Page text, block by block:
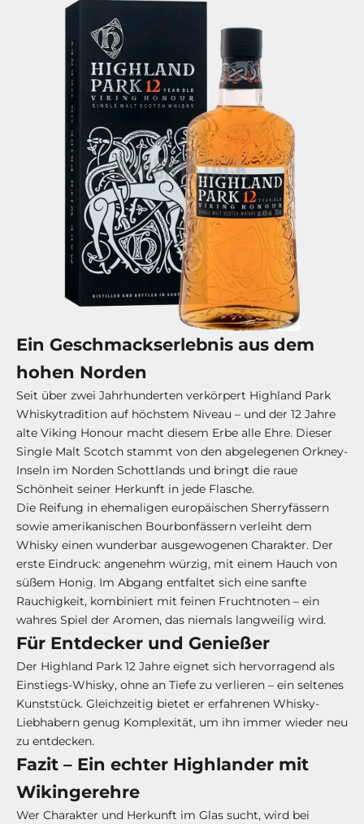
Ein Geschmackserlebnis aus dem
hohen Norden
Seit über zwei Jahrhunderten verkörpert Highland Park
Whiskytradition auf höchstem Niveau – und der 12 Jahre
alte Viking Honour macht diesem Erbe alle Ehre. Dieser
Single Malt Scotch stammt von den abgelegenen Orkney-
Inseln im Norden Schottlands und bringt die raue
Schönheit seiner Herkunft in jede Flasche.
Die Reifung in ehemaligen europäischen Sherryfässern
sowie amerikanischen Bourbonfässern verleiht dem
Whisky einen wunderbar ausgewogenen Charakter. Der
erste Eindruck: angenehm würzig, mit einem Hauch von
süßem Honig. Im Abgang entfaltet sich eine sanfte
Rauchigkeit, kombiniert mit feinen Fruchtnoten – ein
wahres Spiel der Aromen, das niemals langweilig wird.
Für Entdecker und Genießer
Der Highland Park 12 Jahre eignet sich hervorragend als
Einstiegs-Whisky, ohne an Tiefe zu verlieren – ein seltenes
Kunststück. Gleichzeitig bietet er erfahrenen Whisky-
Liebhabern genug Komplexität, um ihn immer wieder neu
zu entdecken.
Fazit – Ein echter Highlander mit
Wikingerehre
Wer Charakter und Herkunft im Glas sucht, wird bei